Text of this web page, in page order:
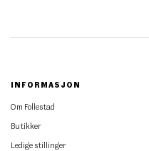
INFORMASJON
Om Follestad
Butikker
Ledige stillinger